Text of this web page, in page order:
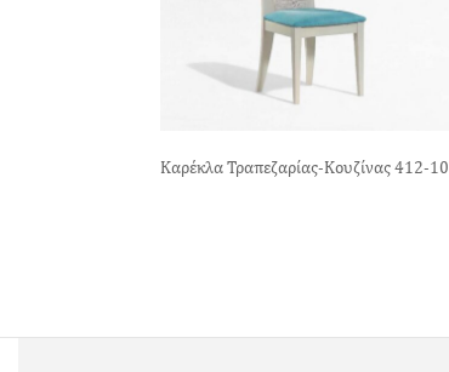
Καρέκλα Τραπεζαρίας-Κουζίνας 412-10